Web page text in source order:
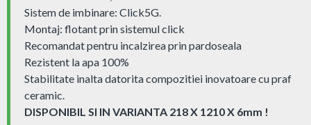
Sistem de imbinare: Click5G.
Montaj: flotant prin sistemul click
Recomandat pentru incalzirea prin pardoseala
Rezistent la apa 100%
Stabilitate inalta datorita compozitiei inovatoare cu praf
ceramic.
DISPONIBIL SI IN VARIANTA 218 X 1210 X 6mm !